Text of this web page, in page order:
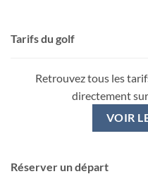
Tarifs du golf
Retrouvez tous les
directement sur
VOIR
Réserver un départ